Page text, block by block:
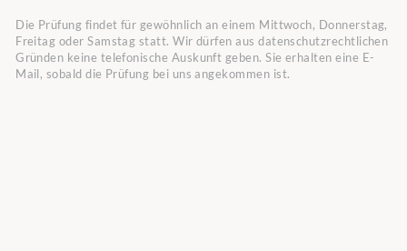
Die Prüfung findet für gewöhnlich an einem Mittwoch, Donnerstag,
Freitag oder Samstag statt. Wir dürfen aus datenschutzrechtlichen
Gründen keine telefonische Auskunft geben. Sie erhalten eine E-
Mail, sobald die Prüfung bei uns angekommen ist.